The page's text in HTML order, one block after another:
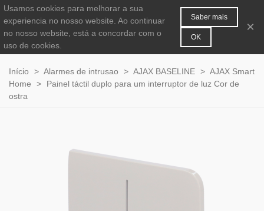
0
Início > Alarmes de intrusao > AJAX BASELINE > AJAX Smart
Home
>
Painel táctil duplo para um interruptor de luz Cor de
ostra
Usamos cookies para melhorar a sua
experiencia no nosso website. Ao continuar
no nosso website, está a concordar com o
uso de cookies.
Saber mais
OK
×